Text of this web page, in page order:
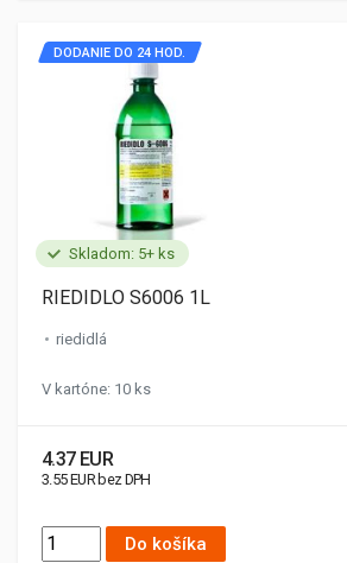
Skladom: 5+ ks
DODANIE DO 24 HOD.
RIEDIDLO S6006 1L
riedidlá
V kartóne: 10 ks
4.37 EUR
3.55 EUR bez DPH
Do košíka